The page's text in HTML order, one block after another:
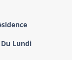
Lundi